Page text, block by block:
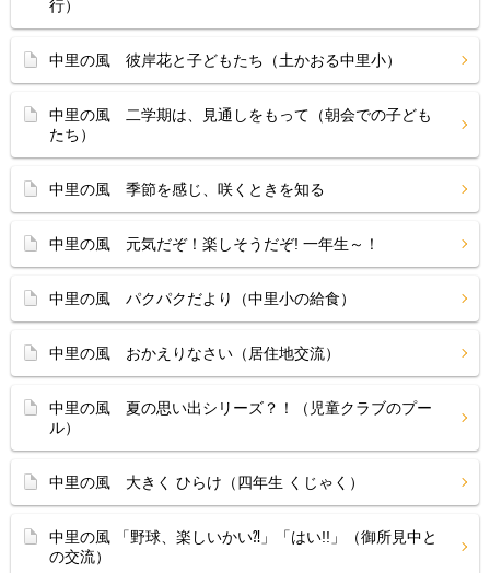
行）
中里の風 彼岸花と子どもたち（土かおる中里小）
中里の風 二学期は、見通しをもって（朝会での子ども
たち）
中里の風 季節を感じ、咲くときを知る
中里の風 元気だぞ！楽しそうだぞ! 一年生～！
中里の風 パクパクだより（中里小の給食）
中里の風 おかえりなさい（居住地交流）
中里の風 夏の思い出シリーズ？！（児童クラブのプー
ル）
中里の風 大きく ひらけ（四年生 くじゃく）
中里の風 「野球、楽しいかい⁈」「はい!!」（御所見中と
の交流）